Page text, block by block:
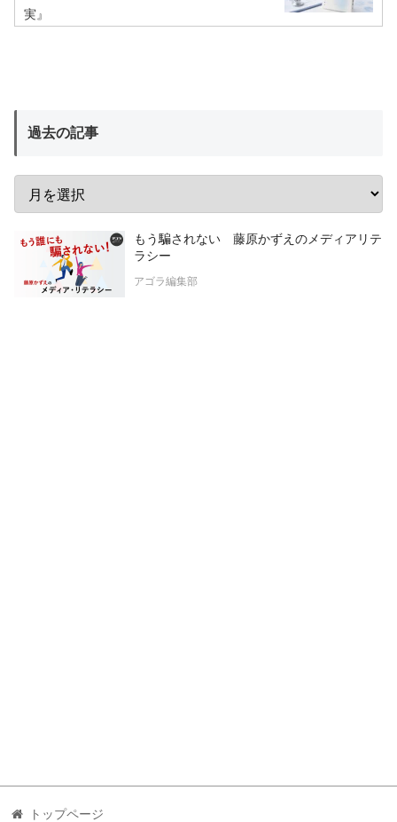
実』
過去の記事
もう騙されない 藤原かずえのメディアリテ
ラシー
アゴラ編集部
トップページ